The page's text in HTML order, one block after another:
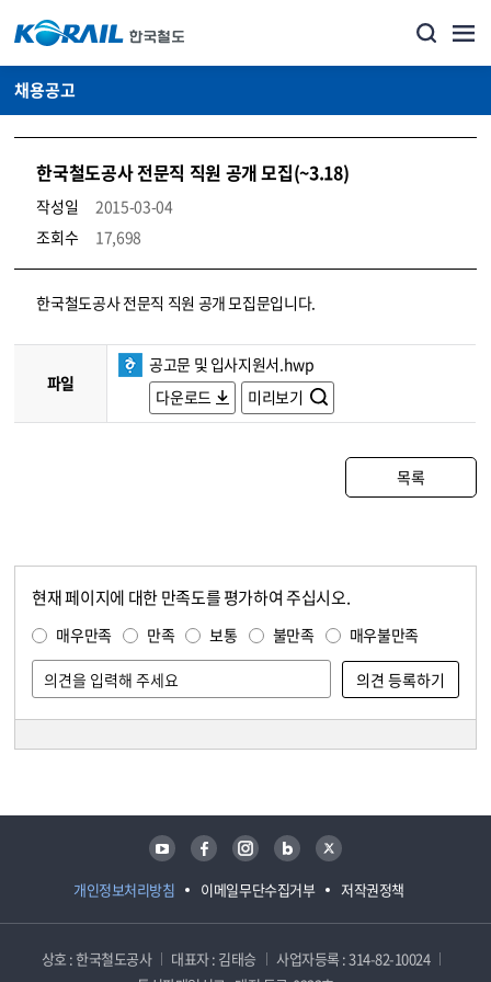
채용공고
한국철도공사 전문직 직원 공개 모집(~3.18)
작성일
2015-03-04
조회수
17,698
코레일소개_경영공시_채용공고 상세보기 – 내용, 파일, 담당자 연락처로 구성
한국철도공사 전문직 직원 공개 모집문입니다.
파일
공고문 및 입사지원서.hwp
다운로드
미리보기
목록
현재 페이지에 대한 만족도를 평가하여 주십시오.
매우만족 만족 보통 불만족 매우불만족
개인정보처리방침 이메일무단수집거부 저작권정책
유튜브 페이스북 인스타그램 블로그 트위터
상호 : 한국철도공사 대표자 : 김태승
사업자등록 : 314-82-10024